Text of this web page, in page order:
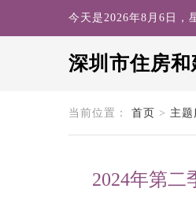
今天是2026年8月6日，
深圳市住房和
当前位置： 首页 > 主题
2024年第二